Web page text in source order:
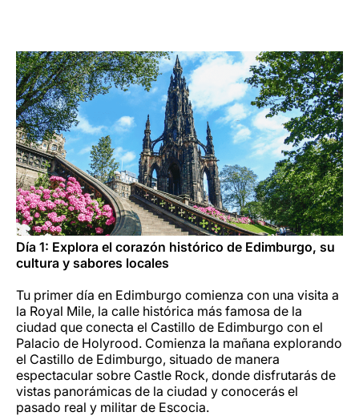
Día 1: Explora el corazón histórico de Edimburgo, su
cultura y sabores locales
Tu primer día en Edimburgo comienza con una visita a
la Royal Mile, la calle histórica más famosa de la
ciudad que conecta el Castillo de Edimburgo con el
Palacio de Holyrood. Comienza la mañana explorando
el Castillo de Edimburgo, situado de manera
espectacular sobre Castle Rock, donde disfrutarás de
vistas panorámicas de la ciudad y conocerás el
pasado real y militar de Escocia.